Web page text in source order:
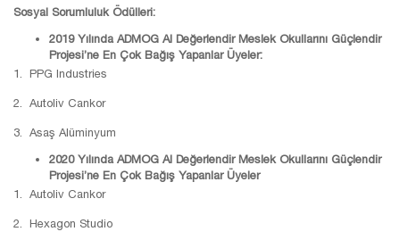
Sosyal Sorumluluk Ödülleri:
2019 Yılında ADMOG Al Değerlendir Meslek Okullarını Güçlendir
Projesi’ne En Çok Bağış Yapanlar Üyeler:
1. PPG Industries
2. Autoliv Cankor
3. Asaş Alüminyum
2020 Yılında ADMOG Al Değerlendir Meslek Okullarını Güçlendir
Projesi’ne En Çok Bağış Yapanlar Üyeler
1. Autoliv Cankor
2. Hexagon Studio